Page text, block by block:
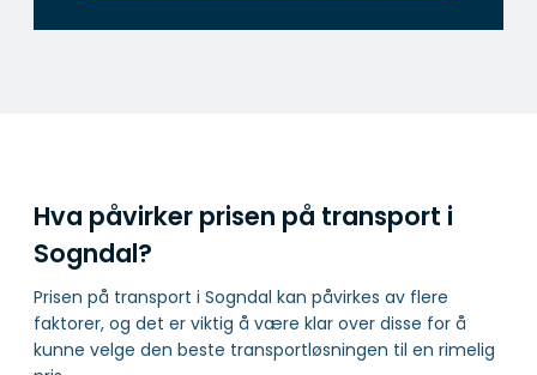
Hva påvirker prisen på transport i
Sogndal?
Prisen på transport i Sogndal kan påvirkes av flere
faktorer, og det er viktig å være klar over disse for å
kunne velge den beste transportløsningen til en rimelig